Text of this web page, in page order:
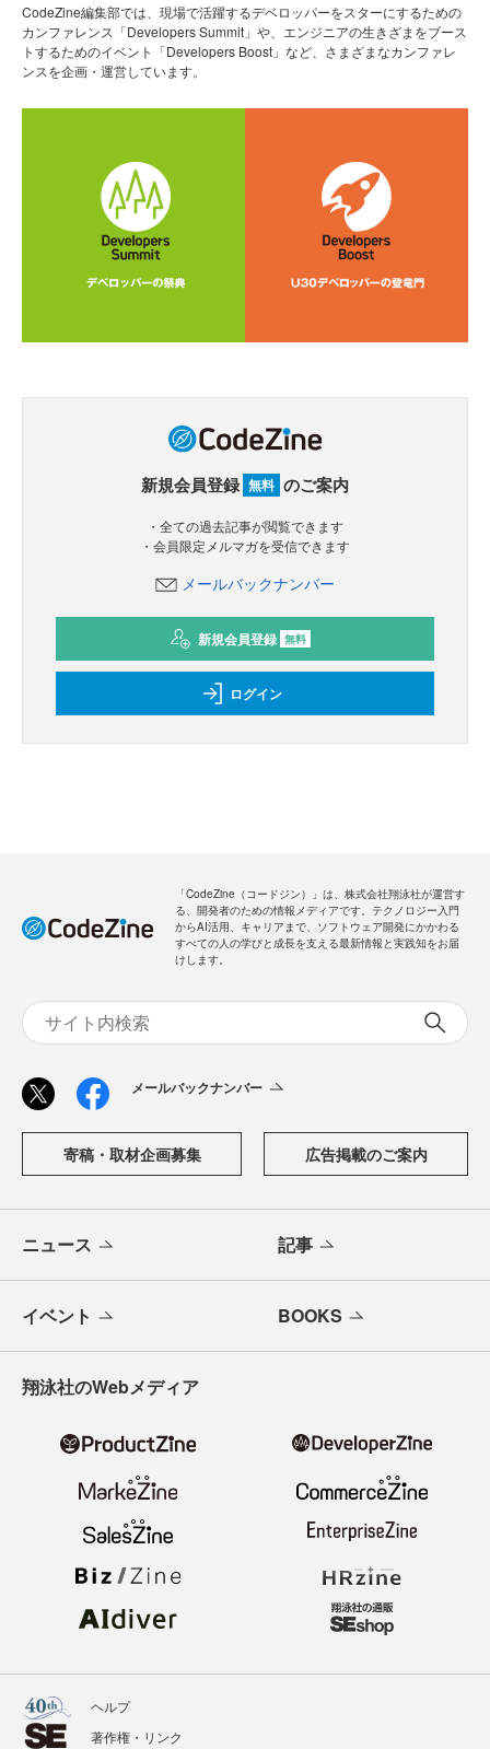
CodeZine編集部では、現場で活躍するデベロッパーをスターにするための
カンファレンス「Developers Summit」や、エンジニアの生きざまをブース
トするためのイベント「Developers Boost」など、さまざまなカンファレ
ンスを企画・運営しています。
新規会員登録 無料 のご案内
・全ての過去記事が閲覧できます
・会員限定メルマガを受信できます
メールバックナンバー
新規会員登録 無料
ログイン
「CodeZine（コードジン）」は、株式会社翔泳社が運営す
る、開発者のための情報メディアです。テクノロジー入門
からAI活用、キャリアまで、ソフトウェア開発にかかわる
すべての人の学びと成長を支える最新情報と実践知をお届
けします。
メールバックナンバー
寄稿・取材企画募集 広告掲載のご案内
ニュース 記事
イベント BOOKS
翔泳社のWebメディア
ヘルプ
著作権・リンク